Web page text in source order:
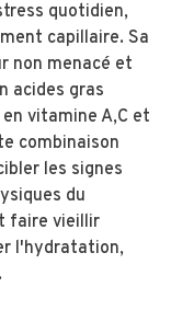
quotidien,
capillaire. Sa
non menacé et
acides gras
vitamine A,C et
combinaison
les signes
du
faire vieillir
l'hydratation,